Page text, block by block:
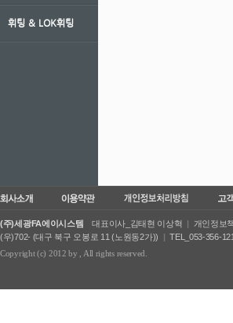
휘팅 ＆ LOK휘팅
(주)세광FA에이시스템 대표이사_김태현 이상혁 | 개인정보
(우)702- (대구 북구 오봉로 11 (노원동2가))
| TEL_053-356-
Copyright (c) 2012 by
, All rights reserved.